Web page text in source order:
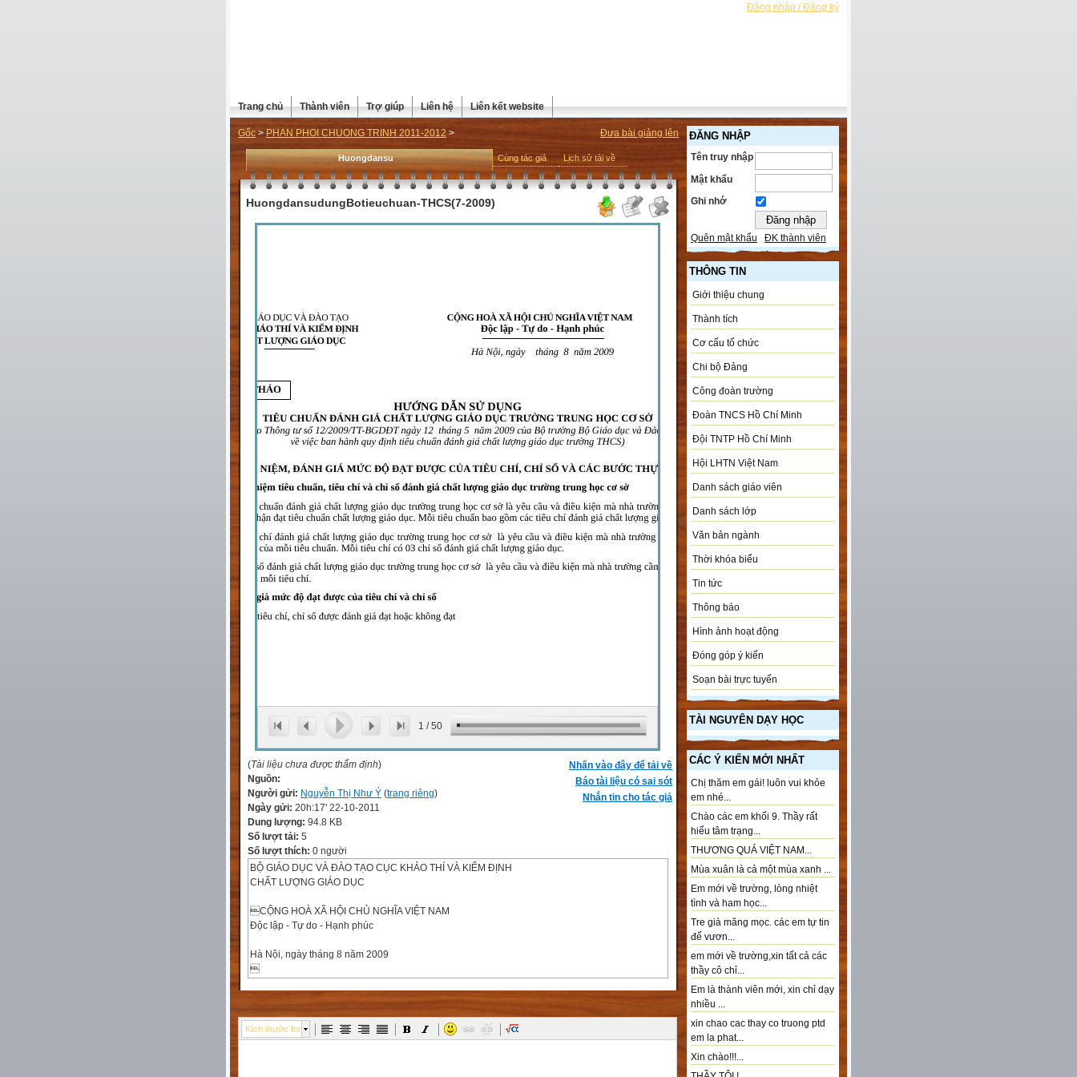
Đăng nhập / Đăng ký
Trang chủ Thành viên Trợ giúp Liên hệ Liên kết website
ĐĂNG NHẬP
Tên truy nhập
Mật khẩu
Ghi nhớ
Quên mật khẩu ĐK thành viên
THÔNG TIN
Giới thiệu chung
Thành tích
Cơ cấu tổ chức
Chi bộ Đảng
Công đoàn trường
Đoàn TNCS Hồ Chí Minh
Đội TNTP Hồ Chí Minh
Hội LHTN Việt Nam
Danh sách giáo viên
Danh sách lớp
Văn bản ngành
Thời khóa biểu
Tin tức
Thông báo
Hình ảnh hoạt động
Đóng góp ý kiến
Soạn bài trực tuyến
TÀI NGUYÊN DẠY HỌC
CÁC Ý KIẾN MỚI NHẤT
Chị thăm em gái! luôn vui khỏe
em nhé...
Chào các em khối 9. Thầy rất
hiểu tâm trạng...
THƯƠNG QUÁ VIỆT NAM...
Mùa xuân là cả một mùa xanh ...
Em mới về trường, lòng nhiệt
tình và ham học...
Tre già măng mọc. các em tự tin
để vươn...
em mới về trường,xin tất cả các
thầy cô chỉ...
Em là thành viên mới, xin chỉ dạy
nhiều ...
xin chao cac thay co truong ptd
em la phat...
Xin chào!!!...
Đưa bài giảng lên
Gốc > PHAN PHOI CHUONG TRINH 2011-2012 >
Huongdansu Cùng tác giả Lịch sử tải về
HuongdansudungBotieuchuan-THCS(7-2009)
1 /50
Nhấn vào đây để tải về
Báo tài liệu có sai sót
Nhắn tin cho tác giả
(Tài liệu chưa được thẩm định)
Nguồn:
Người gửi: Nguyễn Thị Như Ý (trang riêng)
Ngày gửi: 20h:17' 22-10-2011
Dung lượng: 94.8 KB
Số lượt tải: 5
Số lượt thích: 0 người
BỘ GIÁO DỤC VÀ ĐÀO TẠO CỤC KHẢO THÍ VÀ KIỂM ĐỊNH
CHẤT LƯỢNG GIÁO DỤC
CỘNG HOÀ XÃ HỘI CHỦ NGHĨA VIỆT NAM
Độc lập - Tự do - Hạnh phúc
Hà Nội, ngày tháng 8 năm 2009

HƯỚNG DẪN SỬ DỤNG
TIÊU CHUẨN ĐÁNH GIÁ CHẤT LƯỢNG GIÁO DỤC TRƯỜNG TRUNG HỌC CƠ SỞ
Kích thước font